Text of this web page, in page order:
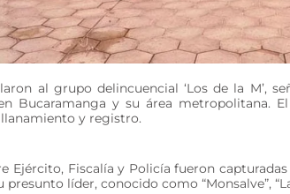
al grupo delincuencial ‘Los de la M’,
Bucaramanga y su área metropolitana.
y registro.
Ejército, Fiscalía y Policía fueron
líder, conocido como “Monsalve”,